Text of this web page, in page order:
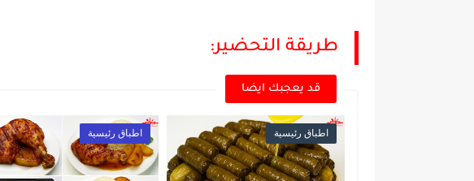
طريقة التحضير:
قد يعجبك ايضا
اطباق رئيسية اطباق رئيسية